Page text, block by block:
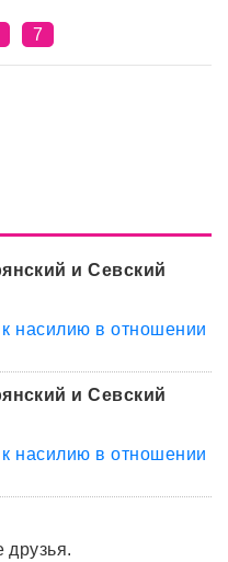
7
и Севский
насилию в отношении
и Севский
насилию в отношении